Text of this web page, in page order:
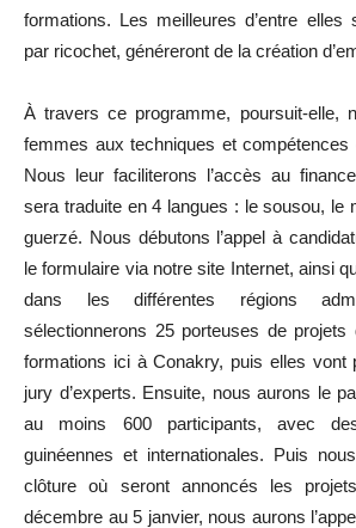
formations. Les meilleures d’entre elles
par ricochet, généreront de la création
À travers ce programme, poursuit-elle,
femmes aux techniques et compétences
Nous leur faciliterons l’accès au
sera traduite en 4 langues : le sousou, le
guerzé. Nous débutons l’appel à
le formulaire via notre site Internet, ainsi
dans les différentes régions
sélectionnerons 25 porteuses de projets
formations ici à Conakry, puis elles vont
jury d’experts. Ensuite, nous aurons le
au moins 600 participants, avec
guinéennes et internationales. Puis
clôture où seront annoncés les
décembre au 5 janvier, nous aurons